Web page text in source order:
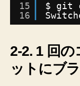
15
16
$ git
2-2. 1 回の
ットにブ